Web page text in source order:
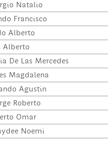
Natalio
Francisco
Alberto
Alberto
De Las Mercedes
Magdalena
Agustin
Roberto
Omar
Noemi